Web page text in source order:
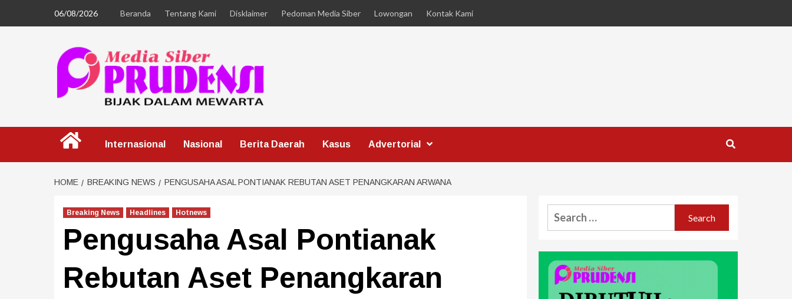
06/08/2026 Beranda Tentang Kami Disklaimer Pedoman Media Siber Lowongan Kontak Kami
Internasional Nasional Berita Daerah Kasus Advertorial
HOME BREAKING NEWS PENGUSAHA ASAL PONTIANAK REBUTAN ASET PENANGKARAN ARWANA
Breaking News Headlines Hotnews
Pengusaha Asal Pontianak
Rebutan Aset Penangkaran